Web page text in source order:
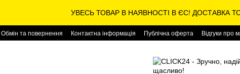
УВЕСЬ ТОВАР В НАЯВНОСТІ В ЄС! ДОСТАВКА
Обмін та повернення Контактна інформація Публічна оферта Відгуки про